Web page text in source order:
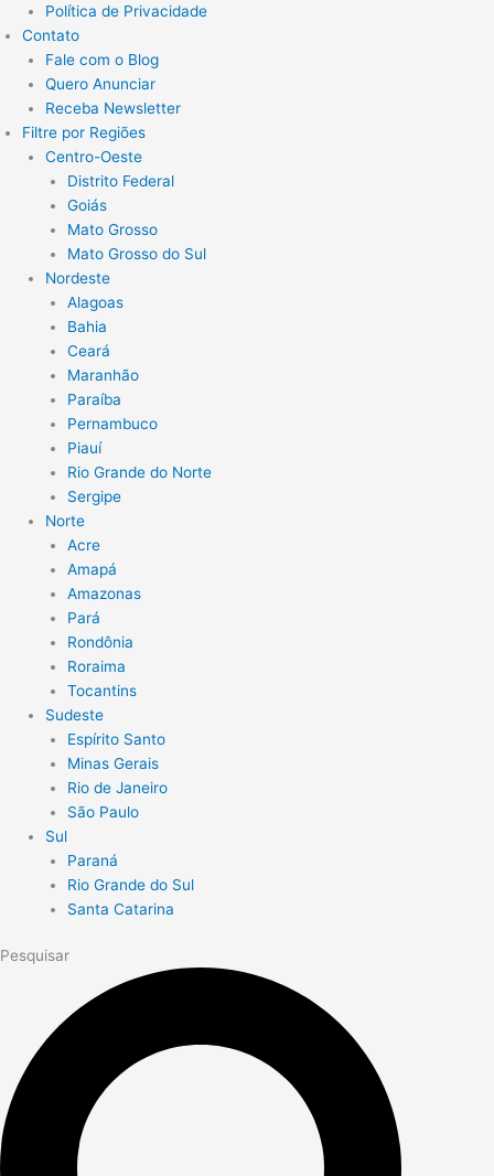
Política de Privacidade
Contato
Fale com o Blog
Quero Anunciar
Receba Newsletter
Filtre por Regiões
Centro-Oeste
Distrito Federal
Goiás
Mato Grosso
Mato Grosso do Sul
Nordeste
Alagoas
Bahia
Ceará
Maranhão
Paraíba
Pernambuco
Piauí
Rio Grande do Norte
Sergipe
Norte
Acre
Amapá
Amazonas
Pará
Rondônia
Roraima
Tocantins
Sudeste
Espírito Santo
Minas Gerais
Rio de Janeiro
São Paulo
Sul
Paraná
Rio Grande do Sul
Santa Catarina
Pesquisar